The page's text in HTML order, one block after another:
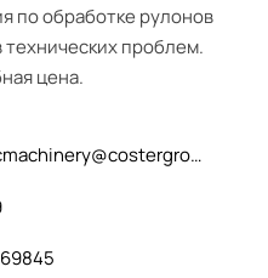
по обработке рулонов
проблем.
цена.
Электронная почта:cncmachinery@costergroup.cn